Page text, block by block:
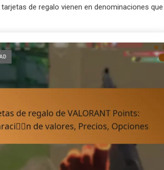
de regalo vienen en denominaciones que